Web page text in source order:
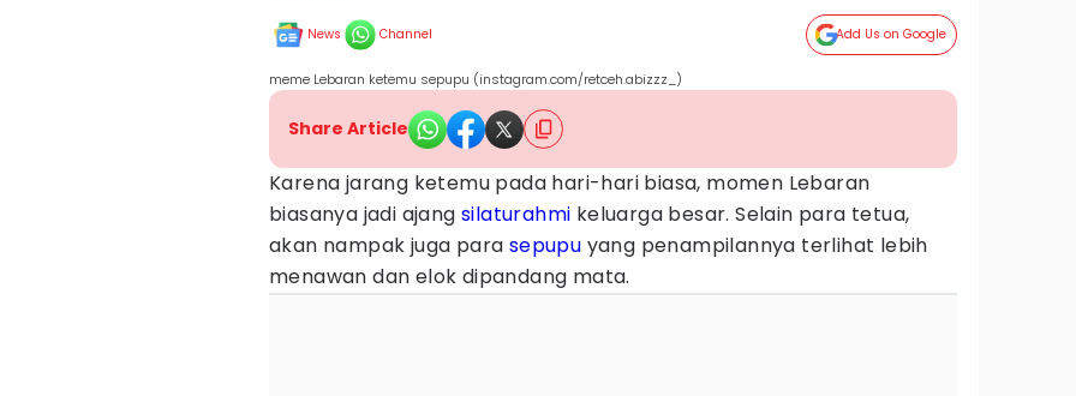
News Channel Add Us on Google
meme Lebaran ketemu sepupu (instagram.com/retceh.abizzz_)
Share Article
Karena jarang ketemu pada hari-hari biasa, momen Lebaran
biasanya jadi ajang silaturahmi keluarga besar. Selain para tetua,
akan nampak juga para sepupu yang penampilannya terlihat lebih
menawan dan elok dipandang mata.